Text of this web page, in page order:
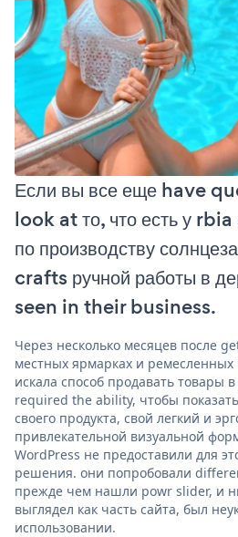
Если вы все еще have
look at то, что есть у
по производству
crafts ручной работы в
seen in their business.
Через несколько месяцев после
местных ярмарках и ремесленных
искала способ продавать товары
required the ability, чтобы
своего продукта, свой легкий и
привлекательной визуальной
WordPress не предоставили для
решения. они попробовали
прежде чем нашли powr slider, и
выглядел как часть сайта, был
использовании.